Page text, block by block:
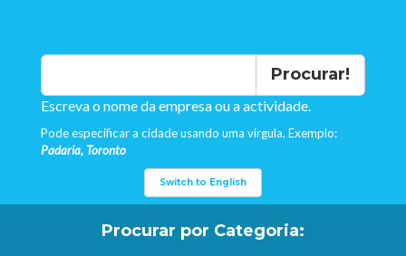
Procurar!
Escreva o nome da empresa ou a actividade.
Pode especificar a cidade usando uma virgula. Exemplo:
Padaria, Toronto
Switch to English
Procurar por Categoria: